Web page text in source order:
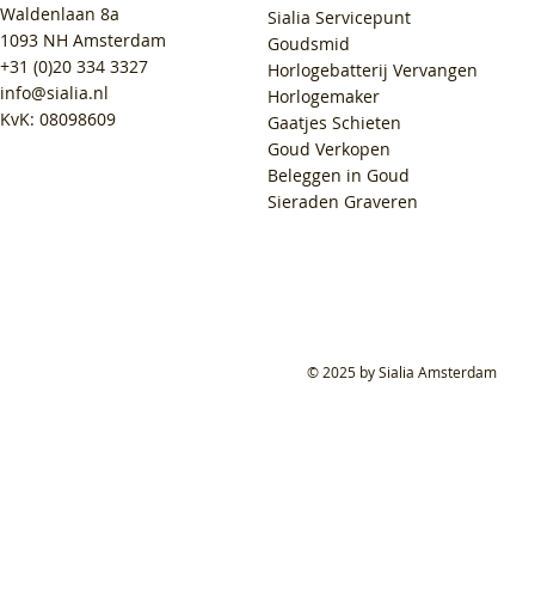
Waldenlaan 8a
1093 NH Amsterdam
+31 (0)20 334 3327
info@sialia.nl
KvK: 08098609
Sialia Servicepunt
Goudsmid
Horlogebatterij Vervangen
Horlogemaker
Gaatjes Schieten
Goud Verkopen
Beleggen in Goud
Sieraden Graveren
© 2025 by Sialia Amsterdam